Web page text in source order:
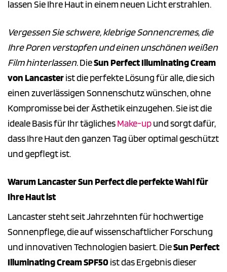
lassen Sie Ihre Haut in einem neuen Licht erstrahlen.
Vergessen Sie schwere, klebrige Sonnencremes, die
Ihre Poren verstopfen und einen unschönen weißen
Film hinterlassen.DieSun Perfect Illuminating Cream
von Lancasterist die perfekte Lösung für alle, die sich
einen zuverlässigen Sonnenschutz wünschen, ohne
Kompromisse bei der Ästhetik einzugehen. Sie ist die
ideale Basis für Ihr täglichesMake-upund sorgt dafür,
dass Ihre Haut den ganzen Tag über optimal geschützt
und gepflegt ist.
Warum Lancaster Sun Perfect die perfekte Wahl für
Ihre Haut ist
Lancaster steht seit Jahrzehnten für hochwertige
Sonnenpflege, die auf wissenschaftlicher Forschung
und innovativen Technologien basiert. DieSun Perfect
Illuminating Cream SPF50ist das Ergebnis dieser